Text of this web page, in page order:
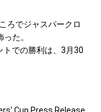
ろでジャスパークロ
た。
での勝利は、3月30